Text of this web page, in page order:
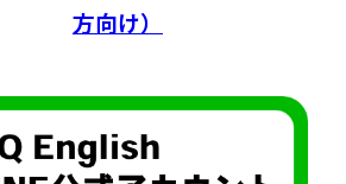
方向け）